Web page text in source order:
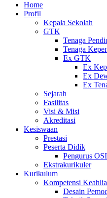
Home
Profil
Kepala Sekolah
GTK
Tenaga
Tenaga
Ex GTK
Ex
Ex
Ex
Sejarah
Fasilitas
Visi & Misi
Akreditasi
Kesiswaan
Prestasi
Peserta Didik
Pengurus
Ekstrakurikuler
Kurikulum
Kompetensi
Desain